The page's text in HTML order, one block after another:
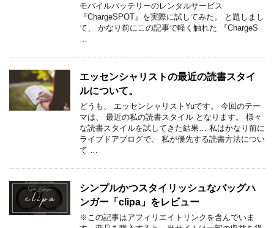
モバイルバッテリーのレンタルサービス
『ChargeSPOT』を実際に試してみた。 と題しまし
て、 かなり前にこの記事で軽く触れた 『ChargeS
…
エッセンシャリストの最近の読書スタイ
ルについて。
どうも、 エッセンシャリストYuです。 今回のテー
マは、 最近の私の読書スタイル となります。 様々
な読書スタイルを試してきた結果… 私はかなり前に
ライブドアブログで、 私が優先する読書方法につい
て …
シンプルかつスタイリッシュなバッグハ
ンガー「clipa」をレビュー
※この記事はアフィリエイトリンクを含んでいま